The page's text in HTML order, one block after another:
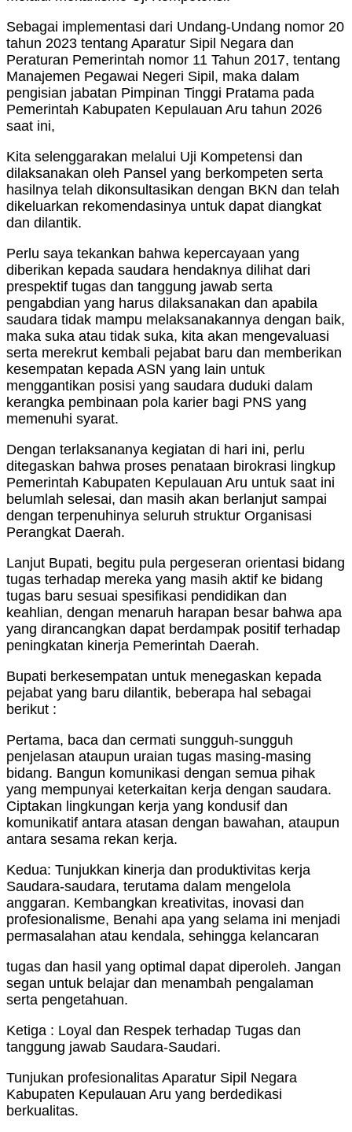
Sebagai implementasi dari Undang-Undang nomor 20
tahun 2023 tentang Aparatur Sipil Negara dan
Peraturan Pemerintah nomor 11 Tahun 2017, tentang
Manajemen Pegawai Negeri Sipil, maka dalam
pengisian jabatan Pimpinan Tinggi Pratama pada
Pemerintah Kabupaten Kepulauan Aru tahun 2026
saat ini,
Kita selenggarakan melalui Uji Kompetensi dan
dilaksanakan oleh Pansel yang berkompeten serta
hasilnya telah dikonsultasikan dengan BKN dan telah
dikeluarkan rekomendasinya untuk dapat diangkat
dan dilantik.
Perlu saya tekankan bahwa kepercayaan yang
diberikan kepada saudara hendaknya dilihat dari
prespektif tugas dan tanggung jawab serta
pengabdian yang harus dilaksanakan dan apabila
saudara tidak mampu melaksanakannya dengan baik,
maka suka atau tidak suka, kita akan mengevaluasi
serta merekrut kembali pejabat baru dan memberikan
kesempatan kepada ASN yang lain untuk
menggantikan posisi yang saudara duduki dalam
kerangka pembinaan pola karier bagi PNS yang
memenuhi syarat.
Dengan terlaksananya kegiatan di hari ini, perlu
ditegaskan bahwa proses penataan birokrasi lingkup
Pemerintah Kabupaten Kepulauan Aru untuk saat ini
belumlah selesai, dan masih akan berlanjut sampai
dengan terpenuhinya seluruh struktur Organisasi
Perangkat Daerah.
Lanjut Bupati, begitu pula pergeseran orientasi bidang
tugas terhadap mereka yang masih aktif ke bidang
tugas baru sesuai spesifikasi pendidikan dan
keahlian, dengan menaruh harapan besar bahwa apa
yang dirancangkan dapat berdampak positif terhadap
peningkatan kinerja Pemerintah Daerah.
Bupati berkesempatan untuk menegaskan kepada
pejabat yang baru dilantik, beberapa hal sebagai
berikut :
Pertama, baca dan cermati sungguh-sungguh
penjelasan ataupun uraian tugas masing-masing
bidang. Bangun komunikasi dengan semua pihak
yang mempunyai keterkaitan kerja dengan saudara.
Ciptakan lingkungan kerja yang kondusif dan
komunikatif antara atasan dengan bawahan, ataupun
antara sesama rekan kerja.
Kedua: Tunjukkan kinerja dan produktivitas kerja
Saudara-saudara, terutama dalam mengelola
anggaran. Kembangkan kreativitas, inovasi dan
profesionalisme, Benahi apa yang selama ini menjadi
permasalahan atau kendala, sehingga kelancaran
tugas dan hasil yang optimal dapat diperoleh. Jangan
segan untuk belajar dan menambah pengalaman
serta pengetahuan.
Ketiga : Loyal dan Respek terhadap Tugas dan
tanggung jawab Saudara-Saudari.
Tunjukan profesionalitas Aparatur Sipil Negara
Kabupaten Kepulauan Aru yang berdedikasi
berkualitas.